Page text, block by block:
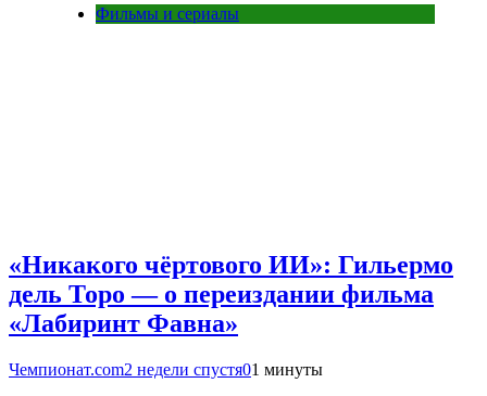
Фильмы и сериалы
«Никакого чёртового ИИ»: Гильермо
дель Торо — о переиздании фильма
«Лабиринт Фавна»
Чемпионат.com2 недели спустя01 минуты